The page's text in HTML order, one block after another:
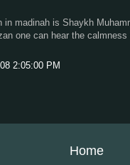
in madinah is Shaykh
one can hear the
2:05:00 PM
Home